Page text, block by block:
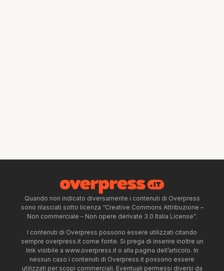
Quando non indicato diversamente i contenuti di Overpress
sono rilasciati sotto licenza “Creative Commons Attribuzione –
Non commerciale – Non opere derivate 3.0 Italia License”.
I contenuti di Overpress possono essere utilizzati citando
sempre overpress.it come fonte. Si prega di inserire inoltre un
link visibile a www.overpress.it o alla pagina dell’articolo. In
nessun caso i contenuti di Overpress.it possono essere
utilizzati per scopi commerciali. Eventuali permessi diversi da